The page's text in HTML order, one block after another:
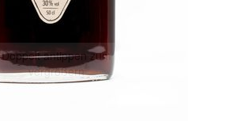
Doppelt antippen zum
vergrößern